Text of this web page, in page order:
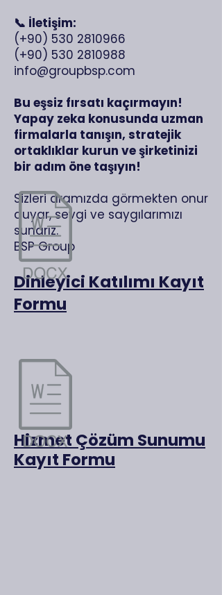
📞 İletişim:
(+90) 530 2810966
(+90) 530 2810988
info@groupbsp.com
Bu eşsiz fırsatı kaçırmayın!
Yapay zeka konusunda uzman
firmalarla tanışın, stratejik
ortaklıklar kurun ve şirketinizi
bir adım öne taşıyın!
Sizleri aramızda görmekten onur
duyar, sevgi ve saygılarımızı
sunarız.
BSP Group
Dinleyici Katılımı Kayıt
Formu​
Hizmet Çözüm Sunumu
Kayıt Formu​